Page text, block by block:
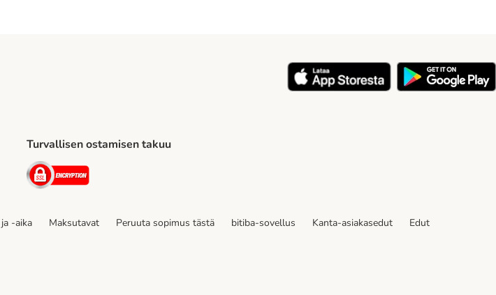
Turvallisen ostamisen takuu
Security
-aika Maksutavat Peruuta sopimus tästä bitiba-sovellus Kanta-asiakasedut
Edut